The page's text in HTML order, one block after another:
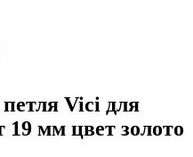
Vici для
мм цвет золото